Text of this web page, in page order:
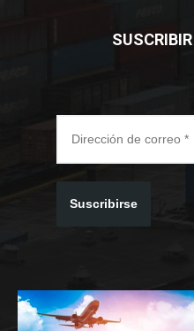
Suscribirse